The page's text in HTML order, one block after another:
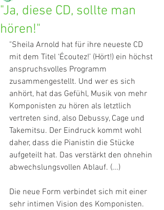
"Ja, diese CD, sollte man
hören!"
"Sheila Arnold hat für ihre neueste CD
mit dem Titel ‘Écoutez!’ (Hört!) ein höchst
anspruchsvolles Programm
zusammengestellt. Und wer es sich
anhört, hat das Gefühl, Musik von mehr
Komponisten zu hören als letztlich
vertreten sind, also Debussy, Cage und
Takemitsu. Der Eindruck kommt wohl
daher, dass die Pianistin die Stücke
aufgeteilt hat. Das verstärkt den ohnehin
abwechslungsvollen Ablauf. (...)
Die neue Form verbindet sich mit einer
sehr intimen Vision des Komponisten.